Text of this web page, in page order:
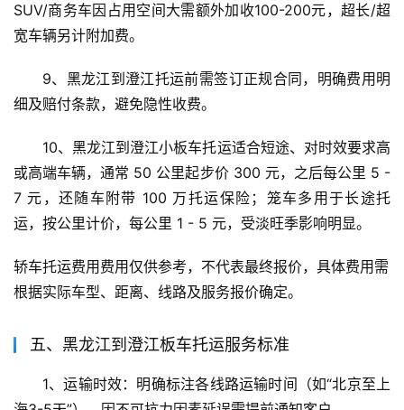
SUV/商务车因占用空间大需额外加收100-200元，超长/超
宽车辆另计附加费。
9、黑龙江到澄江托运前需签订正规合同，明确费用明
细及赔付条款，避免隐性收费。
10、黑龙江到澄江小板车托运适合短途、对时效要求高
或高端车辆，通常 50 公里起步价 300 元，之后每公里 5 -
7 元，还随车附带 100 万托运保险；笼车多用于长途托
运，按公里计价，每公里 1 - 5 元，受淡旺季影响明显。
轿车托运费用费用仅供参考，不代表最终报价，具体费用需
根据实际车型、距离、线路及服务报价确定。
五、黑龙江到澄江板车托运服务标准
1、运输时效：明确标注各线路运输时间（如“北京至上